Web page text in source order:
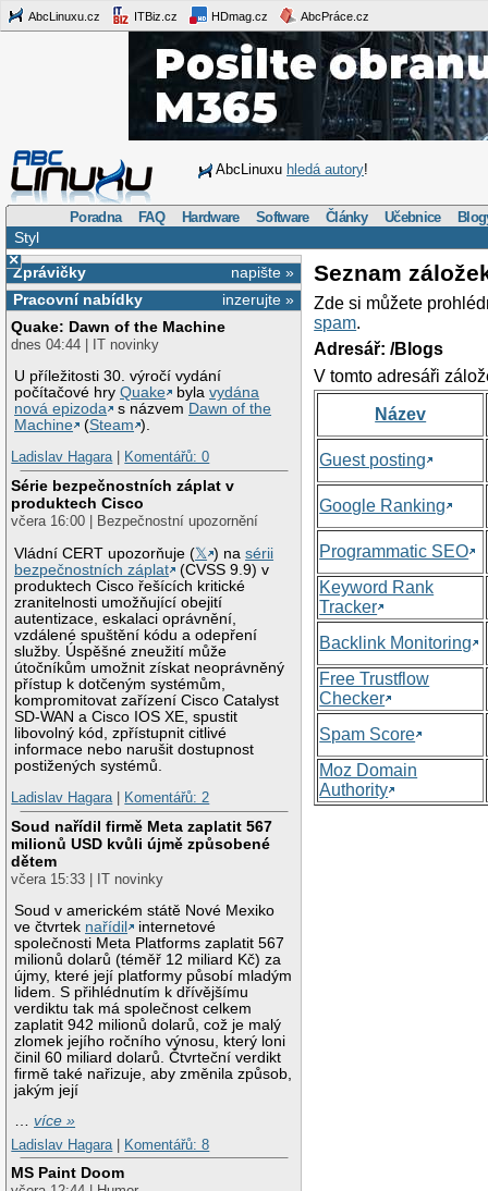
AbcLinuxu.cz ITBiz.cz HDmag.cz AbcPráce.cz
AbcLinuxu hledá autory!
Poradna FAQ Hardware Software Články Učebnice
Styl
×
napište »
Zprávičky
inzerujte »
Pracovní nabídky
Quake: Dawn of the Machine
dnes 04:44 | IT novinky
U příležitosti 30. výročí vydání
počítačové hryQuake bylavydána
nová epizoda
s názvem Dawn of the
Machine
(Steam ).
Ladislav Hagara| Komentářů: 0
Série bezpečnostních záplat v
produktech Cisco
včera 16:00 | Bezpečnostní upozornění
Vládní CERT upozorňuje (𝕏 ) nasérii
bezpečnostních záplat
(CVSS 9.9) v
produktech Cisco řešících kritické
zranitelnosti umožňující obejití
autentizace, eskalaci oprávnění,
vzdálené spuštění kódu a odepření
služby. Úspěšné zneužití může
útočníkům umožnit získat neoprávněný
přístup k dotčeným systémům,
kompromitovat zařízení Cisco Catalyst
SD-WAN a Cisco IOS XE, spustit
libovolný kód, zpřístupnit citlivé
informace nebo narušit dostupnost
postižených systémů.
Ladislav Hagara| Komentářů: 2
Soud nařídil firmě Meta zaplatit 567
milionů USD kvůli újmě způsobené
dětem
včera 15:33 | IT novinky
Soud v americkém státě Nové Mexiko
ve čtvrtek nařídil
internetové
společnosti Meta Platforms zaplatit 567
milionů dolarů (téměř 12 miliard Kč) za
újmy, které její platformy působí mladým
lidem. S přihlédnutím k dřívějšímu
verdiktu tak má společnost celkem
zaplatit 942 milionů dolarů, což je malý
zlomek jejího ročního výnosu, který loni
činil 60 miliard dolarů. Čtvrteční verdikt
firmě také nařizuje, aby změnila způsob,
jakým její
…více »
Ladislav Hagara
Komentářů: 8
MS Paint Doom
Seznam
Zde si můžete
spam.
Adresář: /Blogs
V tomto adresáři
Název
Guest posting
Google Ranking
Programmatic SEO
Keyword Rank
Tracker
Backlink Monitoring
Free Trustflow
Checker
Spam Score
Moz Domain
Authority